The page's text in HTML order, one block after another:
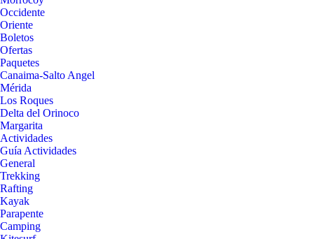
Occidente
Oriente
Boletos
Ofertas
Paquetes
Canaima-Salto Angel
Mérida
Los Roques
Delta del Orinoco
Margarita
Actividades
Guía Actividades
General
Trekking
Rafting
Kayak
Parapente
Camping